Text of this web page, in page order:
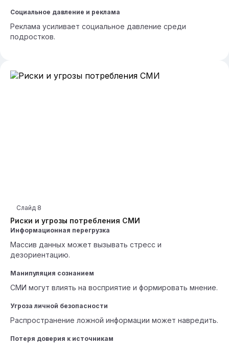
Социальное давление и реклама
Реклама усиливает социальное давление среди
подростков.
Риски и угрозы потребления СМИ
Слайд 8
Информационная перегрузка
Массив данных может вызывать стресс и
дезориентацию.
Манипуляция сознанием
СМИ могут влиять на восприятие и формировать мнение.
Угроза личной безопасности
Распространение ложной информации может навредить.
Потеря доверия к источникам